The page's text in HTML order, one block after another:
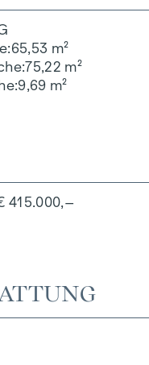
65,53 m²
75,22 m²
9,69 m²
415.000,–